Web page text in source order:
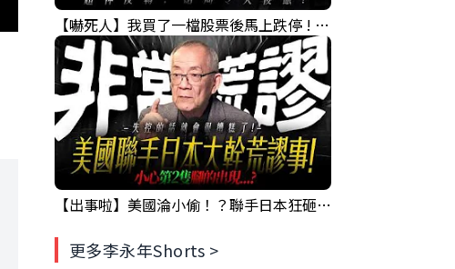
【嚇死人】我買了一檔股票後馬上跌停 ! 超神反轉，結局令人傻眼 !｜ Mr.永年 李｜ 盤後講股 Mr.永年 李 2026 / 08 / 07
【出事啦】美國淪小偷！？聯手日本狂砸50億幹荒謬事！美元急殺黃金噴發，外資準備血洗台股！？｜ Mr.永年 李｜ 盤後講股 Mr.永年 李 2026 / 08 / 06
更多李永年Shorts >